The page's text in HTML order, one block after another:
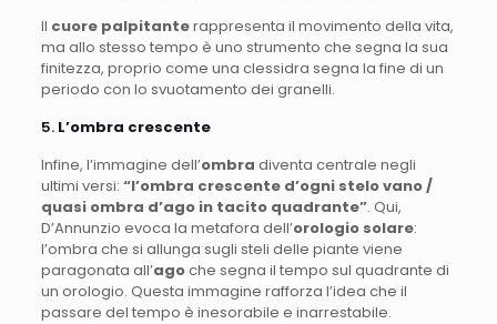
Il cuore palpitanterappresenta il movimento della vita,
ma allo stesso tempo è uno strumento che segna la sua
finitezza, proprio come una clessidra segna la fine di un
periodo con lo svuotamento dei granelli.
5. L’ombra crescente
Infine, l’immagine dell’ombra diventa centrale negli
ultimi versi: “l’ombra crescente d’ogni stelo vano /
quasi ombra d’ago in tacito quadrante”. Qui,
D’Annunzio evoca la metafora dell’orologio solare:
l’ombra che si allunga sugli steli delle piante viene
paragonata all’agoche segna il tempo sul quadrante di
un orologio. Questa immagine rafforza l’idea che il
passare del tempo è inesorabile e inarrestabile.